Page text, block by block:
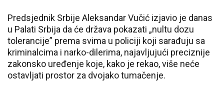
Predsjednik Srbije Aleksandar Vučić izjavio je danas
u Palati Srbija da će država pokazati „nultu dozu
tolerancije” prema svima u policiji koji sarađuju sa
kriminalcima i narko-dilerima, najavljujući preciznije
zakonsko uređenje koje, kako je rekao, više neće
ostavljati prostor za dvojako tumačenje.